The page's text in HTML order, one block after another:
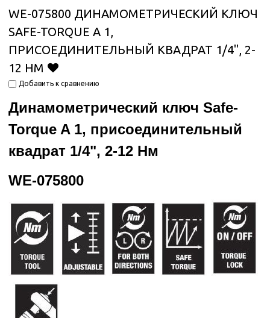
WE-075800 ДИНАМОМЕТРИЧЕСКИЙ КЛЮЧ
SAFE-TORQUE A 1,
ПРИСОЕДИНИТЕЛЬНЫЙ КВАДРАТ 1/4", 2-
12 НМ
Добавить к сравнению
Динамометрический ключ Safe-
Torque A 1, присоединительный
квадрат 1/4", 2-12 Нм
WE-075800